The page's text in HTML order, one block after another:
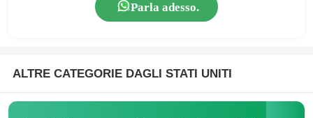
Parla adesso.
ALTRE CATEGORIE DAGLI STATI UNITI